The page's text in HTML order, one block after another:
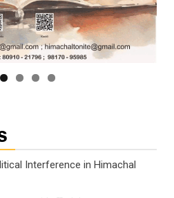
Interference in Himachal